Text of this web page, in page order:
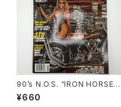
90’s N.O.S. “IRON HORSE”
magazine #150(Apr.’93 iss
ue)
¥660